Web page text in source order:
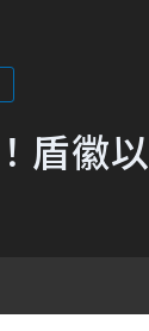
盾徽